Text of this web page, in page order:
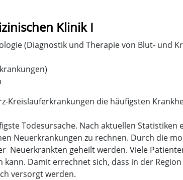
Klinik I
(Diagnostik und Therapie von Blut- und
Kreislauferkrankungen die häufigsten
Todesursache. Nach aktuellen
Neuerkrankungen zu rechnen. Durch die
Neuerkrankten geheilt werden. Viele
Damit errechnet sich, dass in der
versorgt werden.